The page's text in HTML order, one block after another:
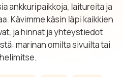
ankkuripaikkoja, laitureita ja
Kävimme käsin läpi kaikkien
ja hinnat ja yhteystiedot
marinan omilta sivuilta tai